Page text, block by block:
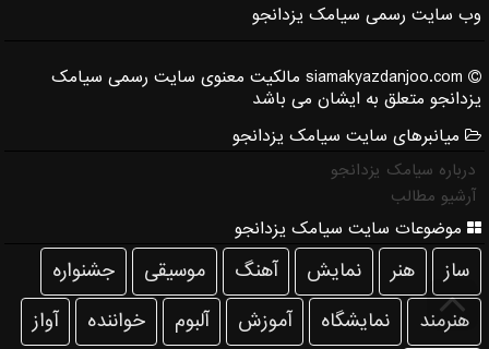
وب سایت رسمی سیامک یزدانجو
siamakyazdanjoo.com مالکیت معنوی سایت رسمی سیامک
یزدانجو متعلق به ایشان می باشد
میانبرهای سایت سیامک یزدانجو
درباره سیامک یزدانجو
آرشیو مطالب
موضوعات سایت سیامک یزدانجو
ساز هنر نمایش آهنگ موسیقی
جشنواره
هنرمند
نمایشگاه آموزش آلبوم خواننده آواز